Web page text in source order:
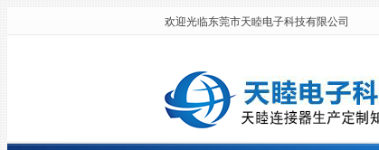
欢迎光临东莞市天睦电子科技有限公司